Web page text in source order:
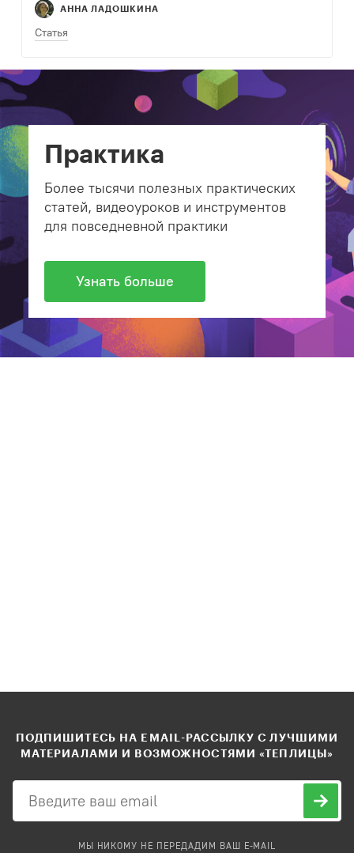
АННА ЛАДОШКИНА
Статья
Практика
Более тысячи полезных практических
статей, видеоуроков и инструментов
для повседневной практики
Узнать больше
ПОДПИШИТЕСЬ НА EMAIL-РАССЫЛКУ С ЛУЧШИМИ
МАТЕРИАЛАМИ И ВОЗМОЖНОСТЯМИ «ТЕПЛИЦЫ»
МЫ НИКОМУ НЕ ПЕРЕДАДИМ ВАШ E-MAIL